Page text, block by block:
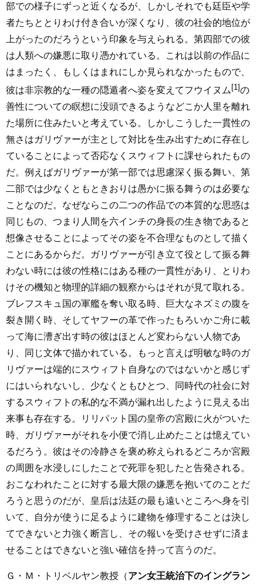
部での様子にずっと近くなるが、しかしそれでも廷臣や学
者たちととりわけ付き合いが深くなり、彼の社会的地位が
上がったのだろうという印象を与えられる。第四部での彼
は人類への嫌悪に取り憑かれている。これは以前の作品に
はまったく、もしくはまれにしか見られなかったもので、
彼は非宗教的な一種の隠遁者へ姿を変えてフウイヌム [1]の
善性についての瞑想に没頭できるようなどこか人里を離れ
た場所に住みたいと考えている。しかしこうした一貫性の
無さはガリヴァーが主として対比を生み出すために存在し
ていることによって否応なくスウィフトに課せられたもの
だ。例えばガリヴァーが第一部では思慮深く振る舞い、第
二部では少なくともときおりは愚かに振る舞うのは必要な
ことなのだ。なぜならこの二つの作品での本質的な思惑は
同じもの、つまり人間を六インチの身長の生き物であると
想像させることによってその姿を不合理なものとして描く
ことにあるからだ。ガリヴァーが引き立て役として振る舞
わない時には彼の性格にはある種の一貫性があり、とりわ
けその機知と物理的詳細の観察からはそれが見て取れる。
ブレフスキュ国の軍艦を奪い取る時、巨大なネズミの腹を
裂き開く時、そしてヤフーの革で作ったもろいかご舟に載
って海に漕ぎ出す時の彼はほとんど変わらない人物であ
り、同じ文体で描かれている。もっと言えば明敏な時のガ
リヴァーは端的にスウィフト自身なのではないかと感じず
にはいられないし、少なくともひとつ、同時代の社会に対
するスウィフトの私的な不満が漏れ出したように見える出
来事も存在する。リリパット国の皇帝の宮殿に火がついた
時、ガリヴァーがそれを小便で消し止めたことは憶えてい
るだろう。彼はその冷静さを褒め称えられるどころか宮殿
の周囲を水浸しにしたことで死罪を犯したと告発される。
おこなわれたことに対する最大限の嫌悪を抱いてのことだ
ろうと思うのだが、皇后は法廷の最も遠いところへ身を引
いて、自分が使うに足るように建物を修理することは決し
てできないと力強く断言し、その報いを受けさせずに済ま
せることはできないと強い確信を持って言うのだ。
Ｇ・Ｍ・トリベルヤン教授（アン女王統治下のイングラン